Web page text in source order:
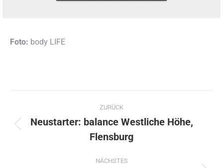
Foto: body LIFE
Kommentarnavigation
ZURÜCK
Beitrag:
Neustarter: balance Westliche Höhe,
Flensburg
NÄCHSTES